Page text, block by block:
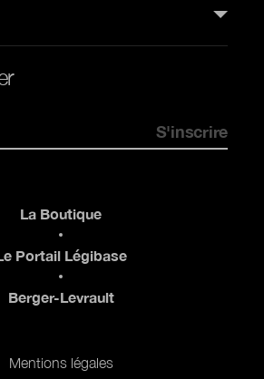
La Boutique
Portail Légibase
Berger-Levrault
Mentions légales